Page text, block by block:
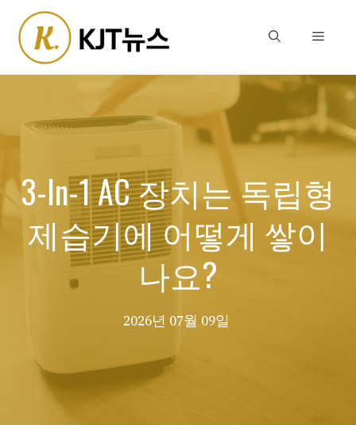
content
Menu
3-In-1 AC 장치는 독립형
제습기에 어떻게 쌓이
나요?
2026년 07월 09일